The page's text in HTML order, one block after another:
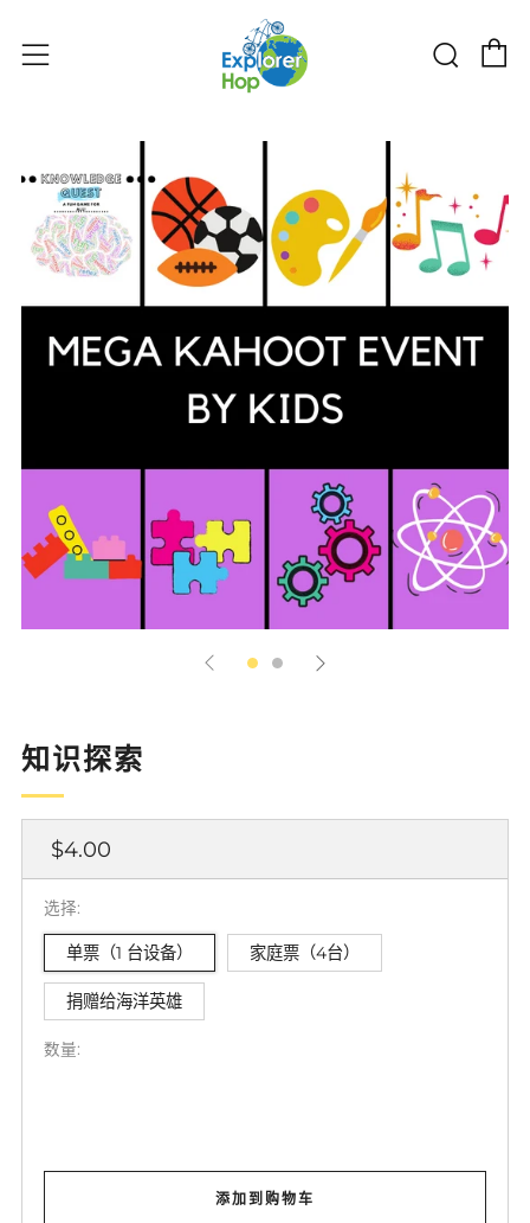
菜单 搜索
知识探索
正
常
价
格
$4.00
选择:
单票（1 台设备） 家庭票（4台）
捐赠给海洋英雄
数量:
添加到购物车